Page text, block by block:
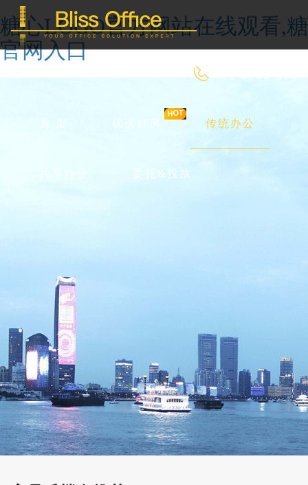
糖心LOGO官方网站在线观看,
官网入口
400-8090-660
首 页 优选好房 传统办公
委托&投放